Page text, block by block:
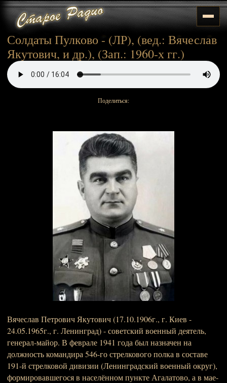
Солдаты Пулково - (ЛР), (вед.: Вячеслав
Якутович, и др.), (Зап.: 1960-х гг.)
Поделиться:
Вячеслав Петрович Якутович (17.10.1906г., г. Киев -
24.05.1965г., г. Ленинград) - советский военный деятель,
генерал-майор. В феврале 1941 года был назначен на
должность командира 546-го стрелкового полка в составе
191-й стрелковой дивизии (Ленинградский военный округ),
формировавшегося в населённом пункте Агалатово, а в мае-